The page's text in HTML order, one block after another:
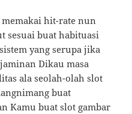
hit-rate nun
sesuai buat habituasi
yang serupa jika
Dikau masa
ala seolah-olah slot
buat
Kamu buat slot gambar